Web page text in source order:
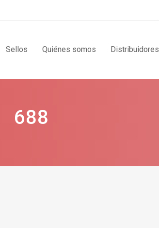
Sellos Quiénes somos Distribuidores
688